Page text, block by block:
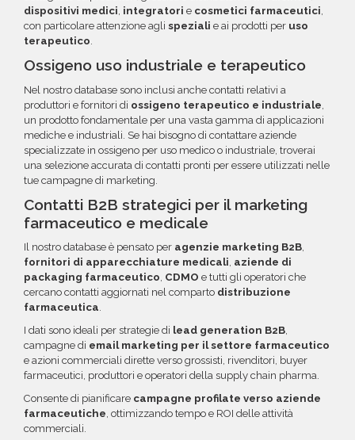
dispositivi medici, integratori e cosmetici farmaceutici,
con particolare attenzione agli speziali e ai prodotti per uso
terapeutico.
Ossigeno uso industriale e terapeutico
Nel nostro database sono inclusi anche contatti relativi a
produttori e fornitori di ossigeno terapeutico e industriale
un prodotto fondamentale per una vasta gamma di applicazioni
mediche e industriali. Se hai bisogno di contattare aziende
specializzate in ossigeno per uso medico o industriale, troverai
una selezione accurata di contatti pronti per essere utilizzati nelle
tue campagne di marketing.
Contatti B2B strategici per il marketing
farmaceutico e medicale
Il nostro database è pensato per agenzie marketing B2B,
fornitori di apparecchiature medicali, aziende di
packaging farmaceutico, CDMO e tutti gli operatori che
cercano contatti aggiornati nel comparto distribuzione
farmaceutica.
I dati sono ideali per strategie di lead generation B2B,
campagne di email marketing per il settore farmaceutico
e azioni commerciali dirette verso grossisti, rivenditori, buyer
farmaceutici, produttori e operatori della supply chain pharma.
Consente di pianificare campagne profilate verso aziende
farmaceutiche, ottimizzando tempo e ROI delle attività
commerciali.